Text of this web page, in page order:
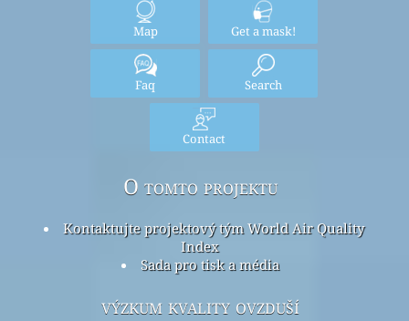
Map Get a mask!
Faq Search
Contact
O tomto projektu
Kontaktujte projektový tým World Air Quality
Index
Sada pro tisk a média
výzkum kvality ovzduší